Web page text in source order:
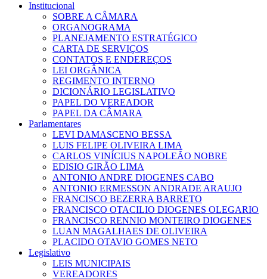
Institucional
SOBRE A CÂMARA
ORGANOGRAMA
PLANEJAMENTO ESTRATÉGICO
CARTA DE SERVIÇOS
CONTATOS E ENDEREÇOS
LEI ORGÂNICA
REGIMENTO INTERNO
DICIONÁRIO LEGISLATIVO
PAPEL DO VEREADOR
PAPEL DA CÂMARA
Parlamentares
LEVI DAMASCENO BESSA
LUIS FELIPE OLIVEIRA LIMA
CARLOS VINÍCIUS NAPOLEÃO NOBRE
EDISIO GIRÃO LIMA
ANTONIO ANDRE DIOGENES CABO
ANTONIO ERMESSON ANDRADE ARAUJO
FRANCISCO BEZERRA BARRETO
FRANCISCO OTACILIO DIOGENES OLEGARIO
FRANCISCO RENNIO MONTEIRO DIOGENES
LUAN MAGALHAES DE OLIVEIRA
PLACIDO OTAVIO GOMES NETO
Legislativo
LEIS MUNICIPAIS
VEREADORES